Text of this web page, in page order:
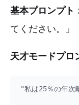
基本プロンプト
てください。」
天才モードプロ
"私は25％の年次